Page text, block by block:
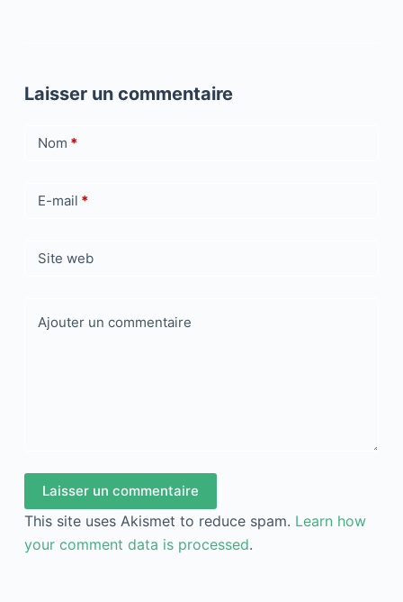
Laisser un commentaire
Nom *
E-mail *
Site web
Ajouter un commentaire
Laisser un commentaire
This site uses Akismet to reduce spam. Learn how
your comment data is processed.